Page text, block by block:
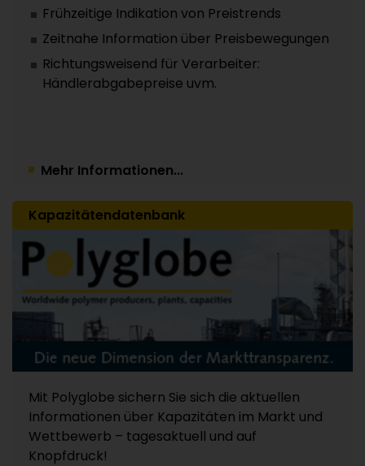
Frühzeitige Indikation von Preistrends
Zeitnahe Information über Preisbewegungen
Richtungsweisend für Verarbeiter:
Händlerabgabepreise uvm.
Mehr Informationen...
Kapazitätendatenbank
Mit Polyglobe sichern Sie sich die aktuellen
Informationen über Kapazitäten im Markt und
Wettbewerb – tagesaktuell und auf
Knopfdruck!